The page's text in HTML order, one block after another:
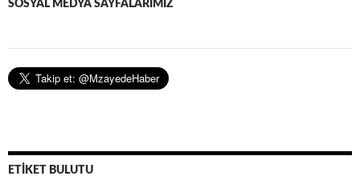
SOSYAL MEDYA SAYFALARIMIZ
ETIKET BULUTU